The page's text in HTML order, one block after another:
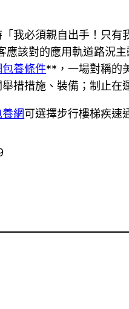
我必須親自出手！只
應該對的應用軌道路況
包養條件**，一場對稱的
措措施、裝備；制止在
網可選擇步行樓梯疾速